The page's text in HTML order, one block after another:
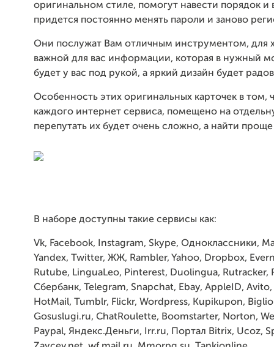
оригинальном стиле, помогут навести порядок и
придется постоянно менять пароли и заново
Они послужат Вам отличным инструментом, для
важной для вас информации, которая в нужный
будет у вас под рукой, а яркий дизайн будет
Особенность этих оригинальных карточек в том,
каждого интернет сервиса, помещено на
перепутать их будет очень сложно, а найти
В наборе доступны такие сервисы как:
Vk, Facebook, Instagram, Skype, Одноклассники,
Yandex, Twitter, ЖЖ, Rambler, Yahoo, Dropbox,
Rutube, LinguaLeo, Pinterest, Duolingua, Rutracker,
Сбербанк, Telegram, Snapchat, Ebay, AppleID, Avito,
HotMail, Tumblr, Flickr, Wordpress, Kupikupon,
Gosuslugi.ru, ChatRoulette, Boomstarter, Norton,
Paypal, Яндекс.Деньги, Irr.ru, Портал Bitrix, Ucoz,